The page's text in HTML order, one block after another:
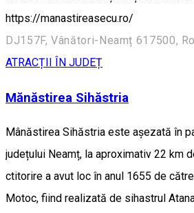
https://manastireasecu.ro/
DJ157F, Vânători-Neamț 617500,
ATRACȚII ÎN JUDEȚ
Mănăstirea Sihăstria
Mânăstirea Sihăstria este așezată în
județului Neamț, la aproximativ 22 km
ctitorire a avut loc în anul 1655 de
Motoc, fiind realizată de sihastrul